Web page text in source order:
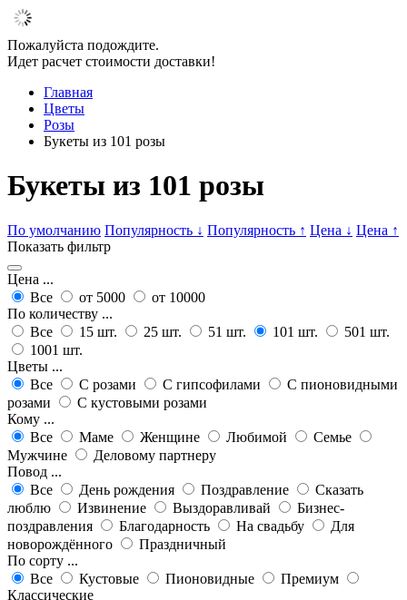
Пожалуйста подождите.
Идет расчет стоимости доставки!
Главная
Цветы
Розы
Букеты из 101 розы
Букеты из 101 розы
По умолчанию Популярность ↓ Популярность ↑ Цена ↓ Цена ↑
Показать фильтр
Цена ...
Все
от 5000
от 10000
По количеству ...
Все
15 шт. 25 шт. 51 шт. 101 шт.
501 шт.
1001 шт.
Цветы ...
Все
С розами С гипсофилами
С пионовидными
розами
С кустовыми розами
Кому ...
Все
Маме Женщине Любимой
Семье
Мужчине
Деловому партнеру
Повод ...
Все
День рождения Поздравление
Сказать
люблю
Извинение Выздоравливай
Бизнес-
поздравления
Благодарность На свадьбу
Для
новорождённого
Праздничный
По сорту ...
Все
Кустовые Пионовидные
Премиум
Классические